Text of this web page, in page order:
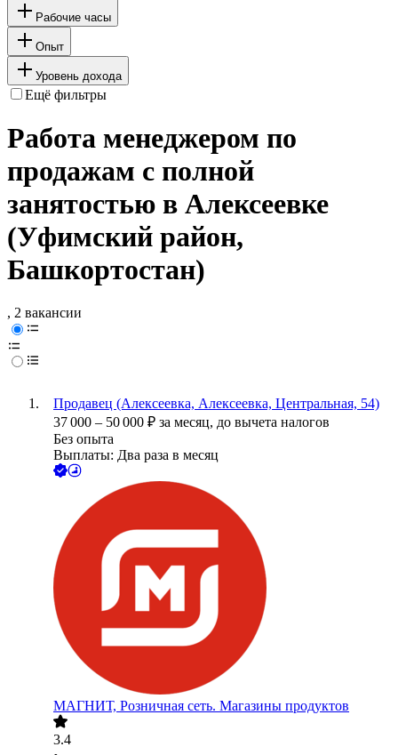
Рабочие часы
Опыт
Уровень дохода
Ещё фильтры
Работа менеджером по
продажам с полной
занятостью в Алексеевке
(Уфимский район,
Башкортостан)
, 2 вакансии
Продавец (Алексеевка, Алексеевка, Центральная, 54)
37 000 – 50 000 ₽ за месяц, до вычета налогов
Без опыта
Выплаты: Два раза в месяц
МАГНИТ, Розничная сеть. Магазины продуктов
3.4